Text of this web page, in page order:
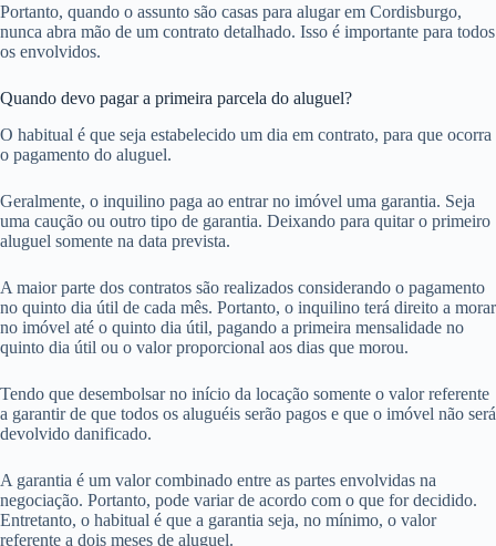
Portanto, quando o assunto são casas para alugar em Cordisburgo,
nunca abra mão de um contrato detalhado. Isso é importante para todos
os envolvidos.
Quando devo pagar a primeira parcela do aluguel?
O habitual é que seja estabelecido um dia em contrato, para que ocorra
o pagamento do aluguel.
Geralmente, o inquilino paga ao entrar no imóvel uma garantia. Seja
uma caução ou outro tipo de garantia. Deixando para quitar o primeiro
aluguel somente na data prevista.
A maior parte dos contratos são realizados considerando o pagamento
no quinto dia útil de cada mês. Portanto, o inquilino terá direito a morar
no imóvel até o quinto dia útil, pagando a primeira mensalidade no
quinto dia útil ou o valor proporcional aos dias que morou.
Tendo que desembolsar no início da locação somente o valor referente
a garantir de que todos os aluguéis serão pagos e que o imóvel não será
devolvido danificado.
A garantia é um valor combinado entre as partes envolvidas na
negociação. Portanto, pode variar de acordo com o que for decidido.
Entretanto, o habitual é que a garantia seja, no mínimo, o valor
referente a dois meses de aluguel.